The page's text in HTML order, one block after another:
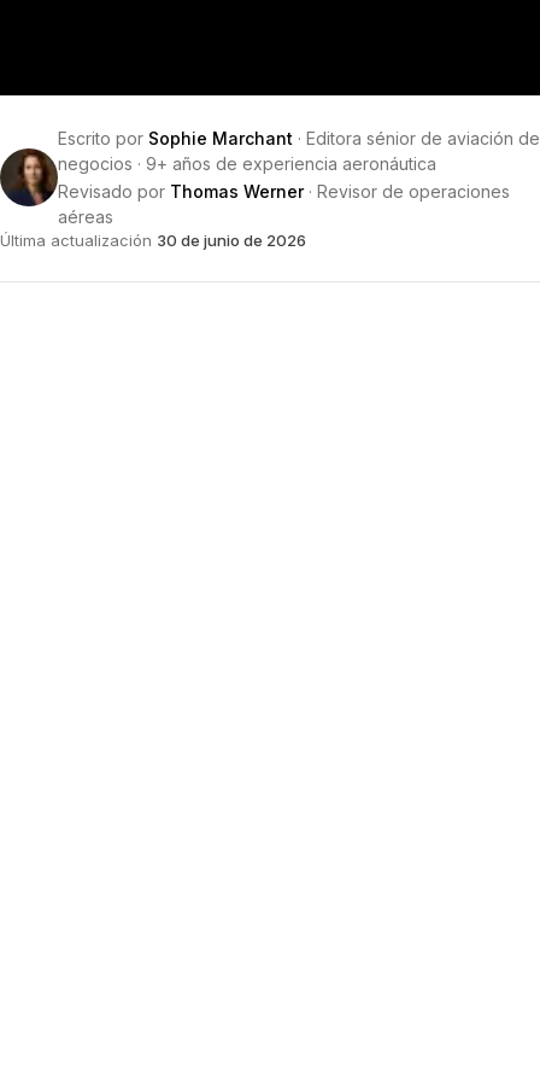
Escrito por Sophie Marchant · Editora sénior de aviación de
negocios · 9+ años de experiencia aeronáutica
Revisado por Thomas Werner· Revisor de operaciones
aéreas
Última actualización 30 de junio de 2026